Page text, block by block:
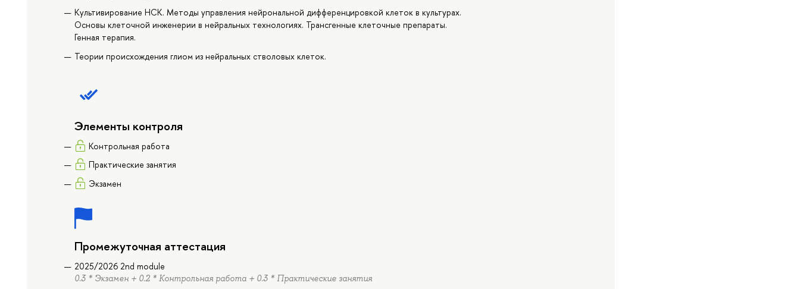
Культивирование НСК. Методы управления нейрональной дифференцировкой клеток в культурах.
Основы клеточной инженерии в нейральных технологиях. Трансгенные клеточные препараты.
Генная терапия.
Теории происхождения глиом из нейральных стволовых клеток.
Элементы контроля
Контрольная работа
Практические занятия
Экзамен
Промежуточная аттестация
2025/2026 2nd module
0.3 * Экзамен + 0.2 * Контрольная работа + 0.3 * Практические занятия